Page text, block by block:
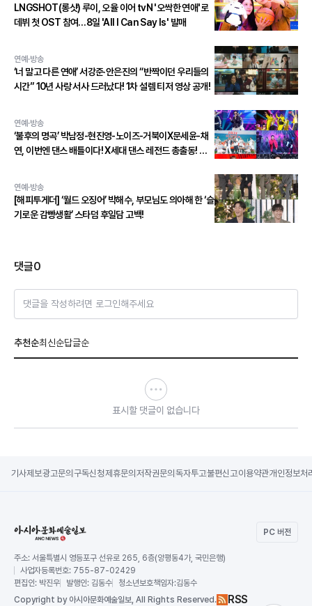
LNGSHOT(롱샷) 루이, 오율 이어 tvN '오싹한 연애'로
데뷔 첫 OST 참여…8일 'All I Can Say Is' 발매
연예·방송
‘너 말고 다른 연애’ 서강준·안은진의 “반짝이던 우리들의
시간” 10년 사랑 서사 드러났다! 1차 설렘 티저 영상 공개!
연예·방송
‘불후의 명곡’ 박남정-현진영-노이즈-거북이X문세윤-채
연, 이번엔 댄스 배틀이다! X세대 댄스 레전드 총출동! 댄
연예·방송
[해피투게더] ‘월드 오징어’ 박해수, 부모님도 의아해 한 ‘슬
기로운 감빵생활’ 스타덤 후일담 고백!
댓글0
댓글을 작성하려면 로그인해주세요
추천순최신순답글순
표시할 댓글이 없습니다
기사제보광고문의 구독신청제휴문의 저작권문의 독자투고불편신고이용약관개인정보처
PC 버전
주소: 서울특별시 영등포구 선유로 265, 6층(양평동4가, 국민은행)
사업자등록번호: 755-87-02429
편집인: 박진우 발행인: 김동수 청소년보호책임자:김동수
Copyright by 아시아문화예술일보, All Rights Reserved. RSS